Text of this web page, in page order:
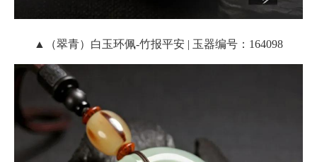
▲（翠青）白玉环佩-竹报平安 | 玉器编号：164098